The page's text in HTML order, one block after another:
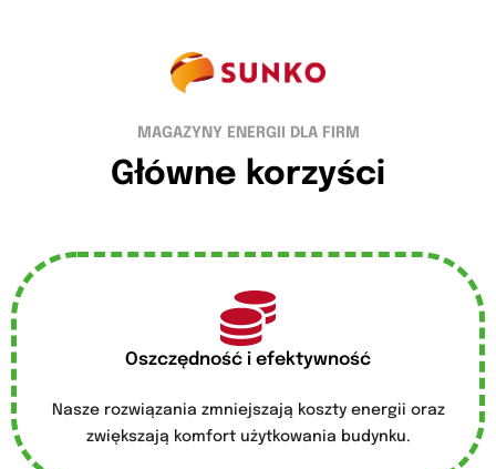
MAGAZYNY ENERGII DLA FIRM
Główne korzyści
Oszczędność i efektywność
Nasze rozwiązania zmniejszają koszty energii oraz
zwiększają komfort użytkowania budynku.